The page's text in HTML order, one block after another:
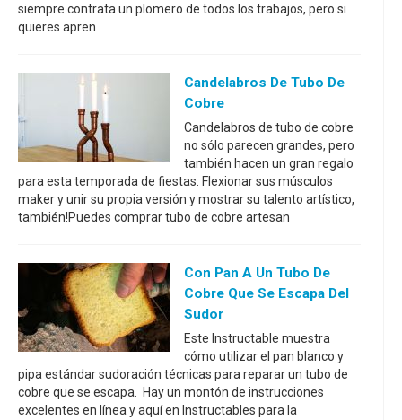
siempre contrata un plomero de todos los trabajos, pero si
quieres apren
Candelabros De Tubo De
Cobre
Candelabros de tubo de cobre
no sólo parecen grandes, pero
también hacen un gran regalo
para esta temporada de fiestas. Flexionar sus músculos
maker y unir su propia versión y mostrar su talento artístico,
también!Puedes comprar tubo de cobre artesan
Con Pan A Un Tubo De
Cobre Que Se Escapa Del
Sudor
Este Instructable muestra
cómo utilizar el pan blanco y
pipa estándar sudoración técnicas para reparar un tubo de
cobre que se escapa. Hay un montón de instrucciones
excelentes en línea y aquí en Instructables para la